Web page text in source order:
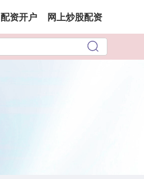
配资开户 网上炒股配资